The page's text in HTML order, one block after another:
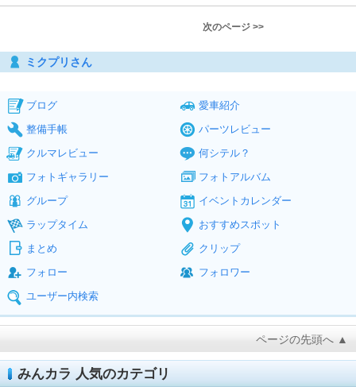
次のページ >>
ミクプリさん
ブログ
愛車紹介
整備手帳
パーツレビュー
クルマレビュー
何シテル？
フォトギャラリー
フォトアルバム
グループ
イベントカレンダー
ラップタイム
おすすめスポット
まとめ
クリップ
フォロー
フォロワー
ユーザー内検索
ページの先頭へ ▲
みんカラ 人気のカテゴリ